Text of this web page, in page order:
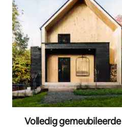
Volledig gemeubileerde